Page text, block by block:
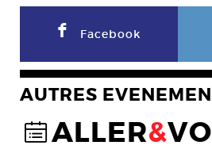
F Facebook
AUTRES
@ALLER&